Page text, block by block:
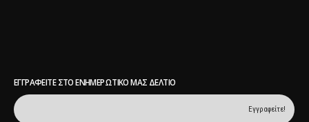
ΕΓΓΡΑΦΕΊΤΕ ΣΤΟ ΕΝΗΜΕΡΩΤΙΚΌ ΜΑΣ ΔΕΛΤΊΟ